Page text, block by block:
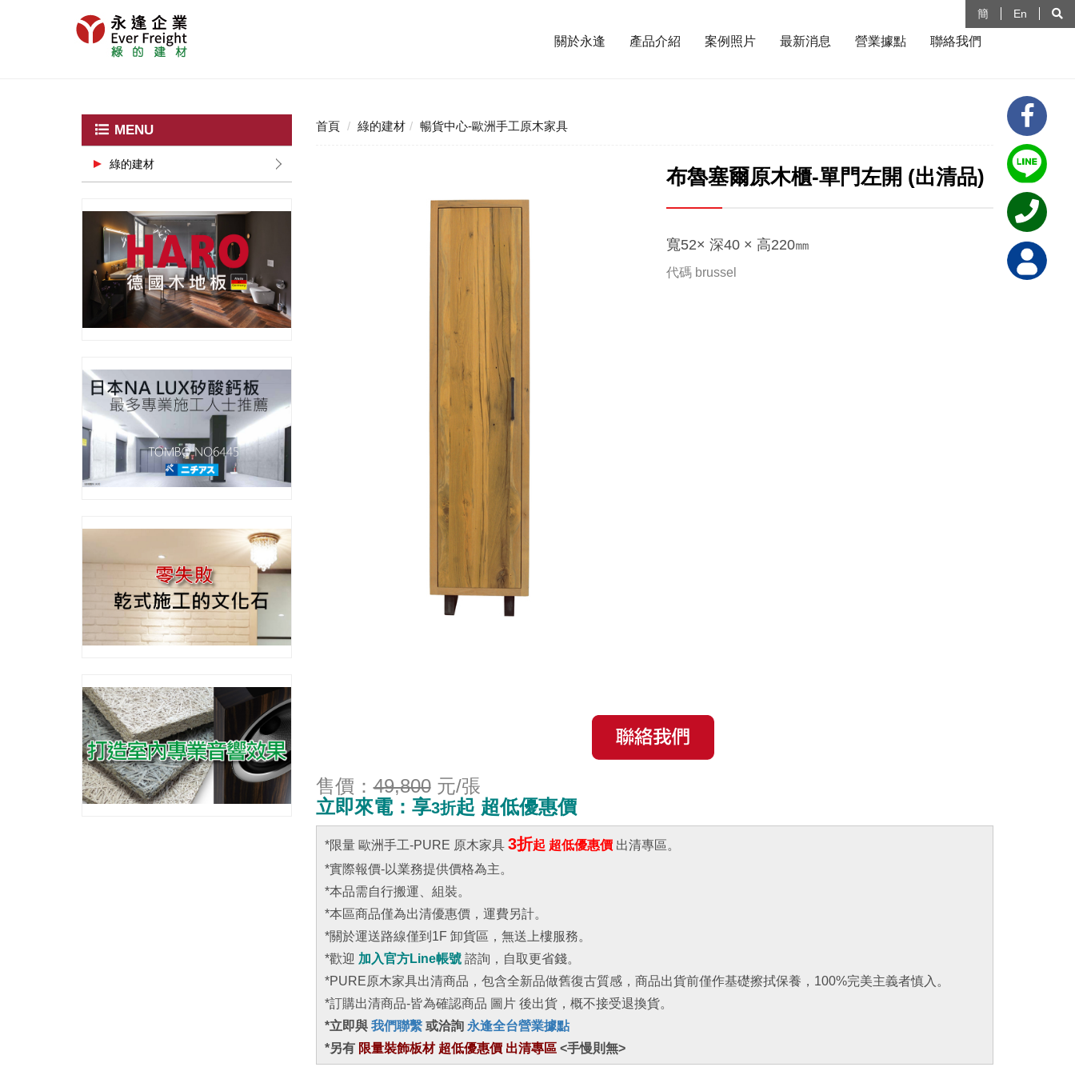
簡 En
關於永逢 產品介紹 案例照片 最新消息 營業據點 聯絡我們
MENU
綠的建材
首頁 綠的建材 暢貨中心-歐洲手工原木家具
布魯塞爾原木櫃-單門左開 (出清品)
寬52× 深40 × 高220㎜
代碼 brussel
售價：49,800元/張
立即來電：享3折起 超低優惠價
*限量 歐洲手工-PURE 原木家具 3折起 超低優惠價 出清專區。
*實際報價-以業務提供價格為主。
*本品需自行搬運、組裝。
*本區商品僅為出清優惠價，運費另計。
*關於運送路線僅到1F 卸貨區，無送上樓服務。
*歡迎 加入官方Line帳號 諮詢，自取更省錢。
*PURE原木家具出清商品，包含全新品做舊復古質感，商品出貨前僅作基礎擦拭保養，100%完美主義者慎入。
*訂購出清商品-皆為確認商品 圖片 後出貨，概不接受退換貨。
*立即與我們聯繫或洽詢 永逢全台營業據點
*另有 限量裝飾板材 超低優惠價 出清專區<手慢則無>